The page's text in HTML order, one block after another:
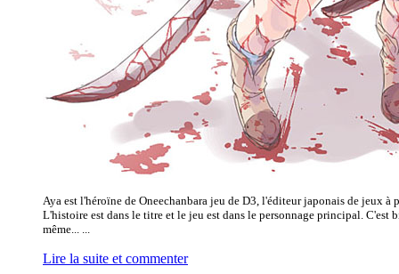
Aya est l'héroïne de Oneechanbara jeu de D3, l'éditeur japonais de jeux à
L'histoire est dans le titre et le jeu est dans le personnage principal. C'est
même... ...
Lire la suite et commenter